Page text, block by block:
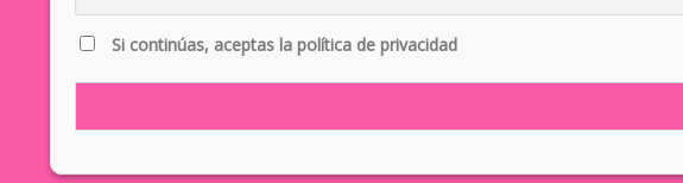
Si continúas, aceptas la política de privacidad